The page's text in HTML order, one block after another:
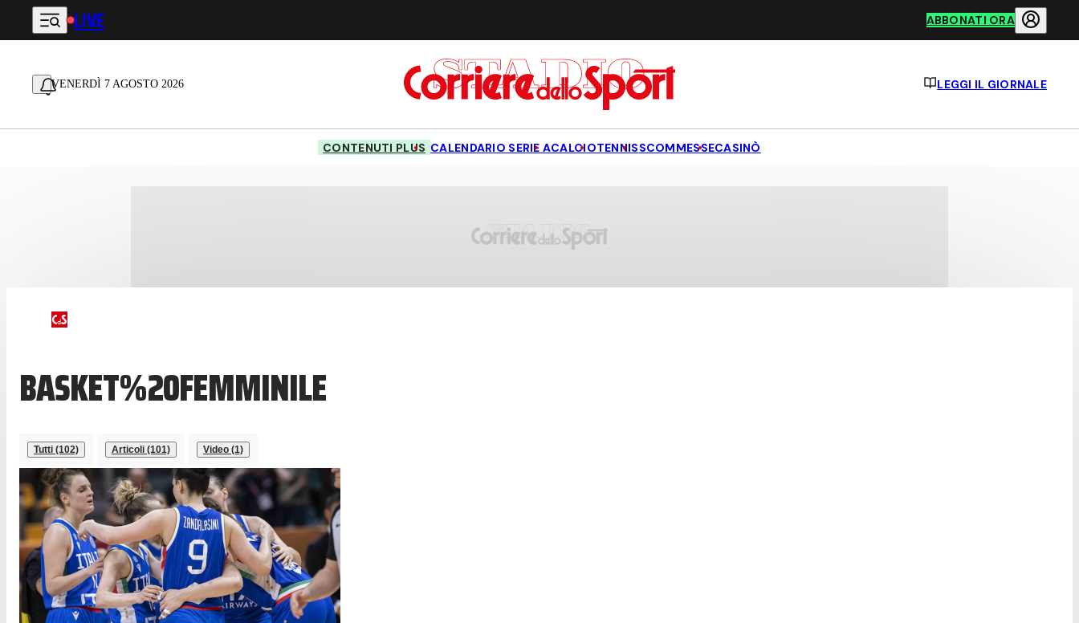
Vai al contenuto principale
LIVE ABBONATI ORA
VENERDÌ 7 AGOSTO 2026 LEGGI IL GIORNALE
CONTENUTI PLUS CALENDARIO SERIE ACALCIOTENNISSCOMMESSECASINÒ
BASKET%20FEMMINILE
Tutti (102) Articoli (101) Video (1)